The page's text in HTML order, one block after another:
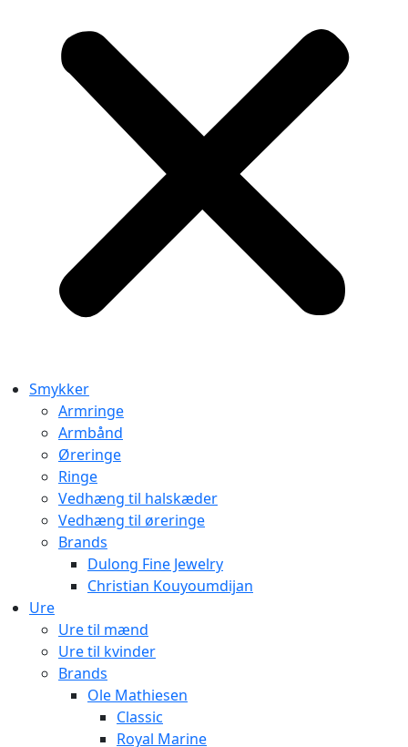
Smykker
Armringe
Armbånd
Øreringe
Ringe
Vedhæng til halskæder
Vedhæng til øreringe
Brands
Dulong Fine Jewelry
Christian Kouyoumdijan
Ure
Ure til mænd
Ure til kvinder
Brands
Ole Mathiesen
Classic
Royal Marine